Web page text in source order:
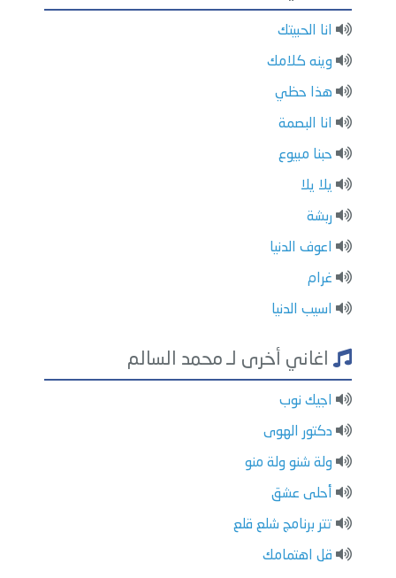
انا الحبيتك
وينه كلامك
هذا حظي
انا البصمة
حبنا مبيوع
يلا يلا
ربشة
اعوف الدنيا
غرام
اسيب الدنيا
اغاني أخرى لـ محمد السالم
اجيك نوب
دكتور الهوى
ولة شنو ولة منو
أحلى عشق
تتر برنامج شلع قلع
قل اهتمامك